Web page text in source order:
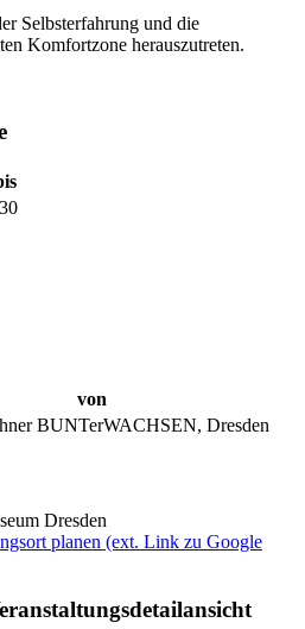
Selbsterfahrung und die
Komfortzone herauszutreten.
von
BUNTerWACHSEN, Dresden
Dresden
planen (ext. Link zu Google